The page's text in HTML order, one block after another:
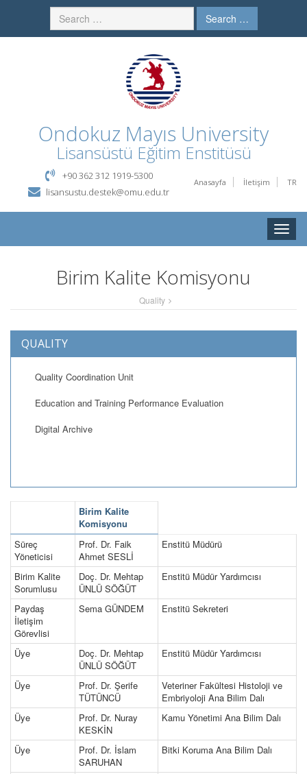
Search …
Ondokuz Mayıs University
Lisansüstü Eğitim Enstitüsü
Anasayfa İletişim TR
+90 362 312 1919-5300
lisansustu.destek@omu.edu.tr
Toggle
Birim Kalite Komisyonu
Quality
QUALITY
Quality Coordination Unit
Education and Training Performance Evaluation
Digital Archive
Birim Kalite
Komisyonu
Süreç
Yöneticisi
Prof. Dr. Faik
Ahmet SESLİ
Enstitü Müdürü
Birim Kalite
Sorumlusu
Doç. Dr. Mehtap
ÜNLÜ SÖĞÜT
Enstitü Müdür Yardımcısı
Paydaş
İletişim
Görevlisi
Sema GÜNDEM Enstitü Sekreteri
Üye
Doç. Dr. Mehtap
ÜNLÜ SÖĞÜT
Enstitü Müdür Yardımcısı
Üye
Prof. Dr. Şerife
TÜTÜNCÜ
Veteriner Fakültesi Histoloji ve
Embriyoloji Ana Bilim Dalı
Üye
Prof. Dr. Nuray
KESKİN
Kamu Yönetimi Ana Bilim Dalı
Üye
Prof. Dr. İslam
SARUHAN
Bitki Koruma Ana Bilim Dalı